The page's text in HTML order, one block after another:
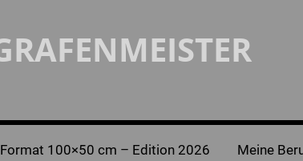
100×50 cm – Edition 2026 Meine